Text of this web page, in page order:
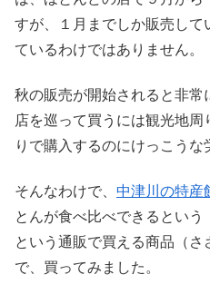
すが、１月までしか販売して
ているわけではありません。
秋の販売が開始されると非
店を巡って買うには観光地
りで購入するのにけっこうな
そんなわけで、 中津川の特産
とんが食べ比べできるという
という通販で買える商品（
で、買ってみました。